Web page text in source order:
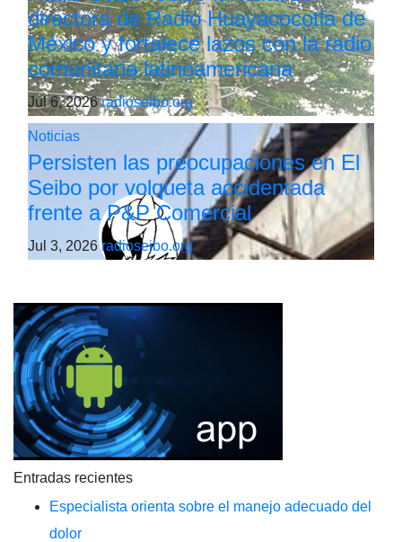
directora de Radio Huayacocotla de
México y fortalece lazos con la radio
comunitaria latinoamericana
Jul 6, 2026radioseibo.org
Noticias
Persisten las preocupaciones en El
Seibo por volqueta accidentada
frente a P&P Comercial
Jul 3, 2026radioseibo.org
Entradas recientes
Especialista orienta sobre el manejo adecuado del
dolor